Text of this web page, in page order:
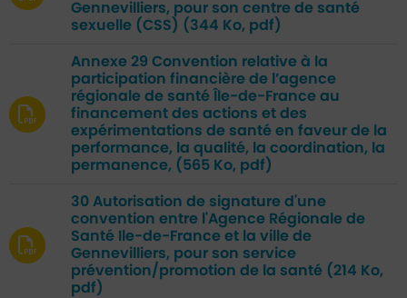
Gennevilliers, pour son centre de santé
sexuelle (CSS) (344 Ko, pdf)
Annexe 29 Convention relative à la
participation financière de l’agence
régionale de santé Île-de-France au
financement des actions et des
expérimentations de santé en faveur de la
performance, la qualité, la coordination, la
permanence, (565 Ko, pdf)
30 Autorisation de signature d'une
convention entre l'Agence Régionale de
Santé Ile-de-France et la ville de
Gennevilliers, pour son service
prévention/promotion de la santé (214 Ko,
pdf)